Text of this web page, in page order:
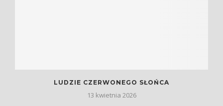
LUDZIE CZERWONEGO SŁOŃCA
13 kwietnia 2026